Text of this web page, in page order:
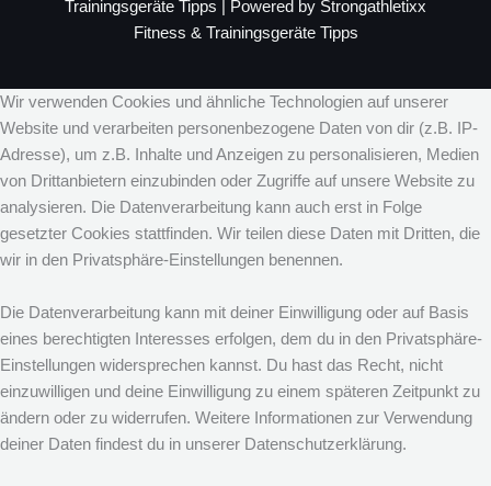
Trainingsgeräte Tipps | Powered by Strongathletixx
Fitness & Trainingsgeräte Tipps
Wir verwenden Cookies und ähnliche Technologien auf unserer
Website und verarbeiten personenbezogene Daten von dir (z.B. IP-
Adresse), um z.B. Inhalte und Anzeigen zu personalisieren, Medien
von Drittanbietern einzubinden oder Zugriffe auf unsere Website zu
analysieren. Die Datenverarbeitung kann auch erst in Folge
gesetzter Cookies stattfinden. Wir teilen diese Daten mit Dritten, die
wir in den Privatsphäre-Einstellungen benennen.
Die Datenverarbeitung kann mit deiner Einwilligung oder auf Basis
eines berechtigten Interesses erfolgen, dem du in den Privatsphäre-
Einstellungen widersprechen kannst. Du hast das Recht, nicht
einzuwilligen und deine Einwilligung zu einem späteren Zeitpunkt zu
ändern oder zu widerrufen. Weitere Informationen zur Verwendung
deiner Daten findest du in unserer Datenschutzerklärung.